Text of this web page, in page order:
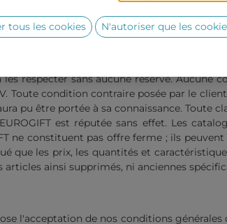
aux présentes conditions générales
respecter sans aucune réserve.
Toute condition contraire posée par le
pu être portée à sa connaissance. Toute
est réputée sans effet. Les
ne constituent pas offre ferme ; ils
les prix, les quantités et
ainsi supprimés, ni anciennes
l'acceptation de nos conditions
tous les cookies N'autoriser que les